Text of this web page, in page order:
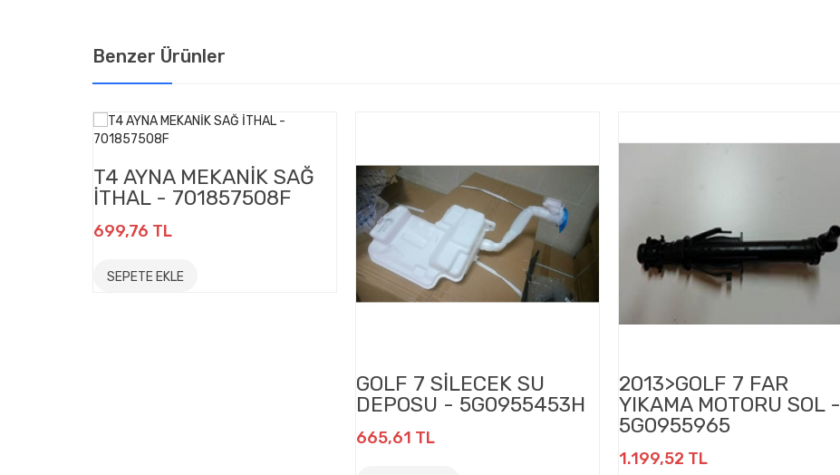
Benzer Ürünler
T4 AYNA MEKANİK SAĞ
İTHAL - 701857508F
699,76 TL
SEPETE EKLE
GOLF 7 SİLECEK SU
DEPOSU - 5G0955453H
665,61 TL
2013>GOLF 7 FAR
YIKAMA MOTORU SOL -
5G0955965
1.199,52 TL